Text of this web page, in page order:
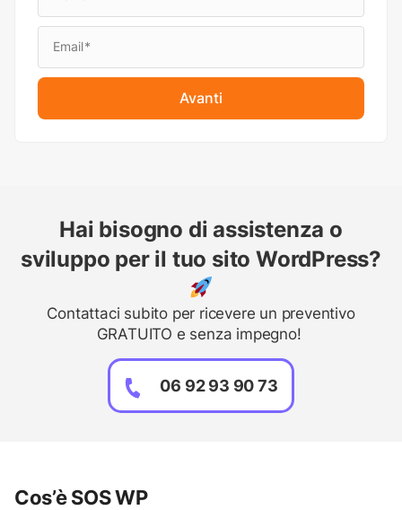
Avanti
Hai bisogno di assistenza o
sviluppo per il tuo sito WordPress?
Contattaci subito per ricevere un preventivo
GRATUITO e senza impegno!
06 92 93 90 73
Cos’è SOS WP